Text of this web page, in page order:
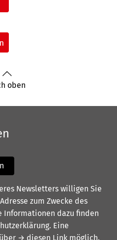
oben
Newsletters willigen Sie
zum Zwecke des
Informationen dazu finden
. Eine
→ diesen Link möglich.